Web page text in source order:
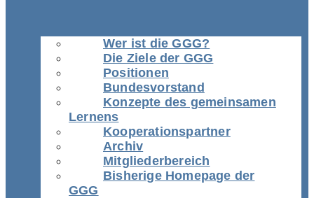
Wer ist die GGG?
Die Ziele der GGG
Positionen
Bundesvorstand
Konzepte des gemeinsamen
Lernens
Kooperationspartner
Archiv
Mitgliederbereich
Bisherige Homepage der
GGG